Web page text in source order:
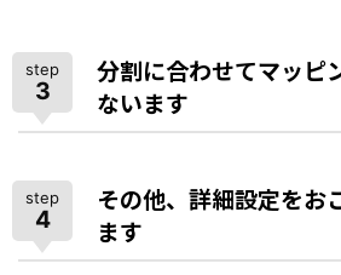
step
3
分割に合わせてマッピ
ないます
step
4
その他、詳細設定をお
ます